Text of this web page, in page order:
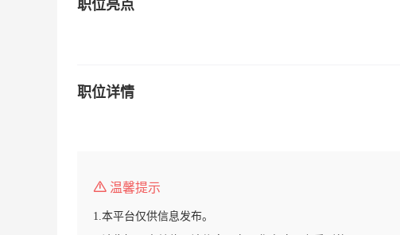
职位亮点
职位详情
温馨提示
1.本平台仅供信息发布。